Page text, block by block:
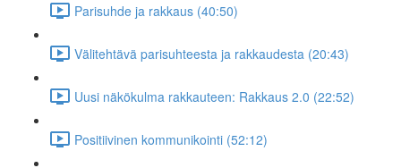
Parisuhde ja rakkaus (40:50)
Välitehtävä parisuhteesta ja rakkaudesta (20:43)
Uusi näkökulma rakkauteen: Rakkaus 2.0 (22:52)
Positiivinen kommunikointi (52:12)